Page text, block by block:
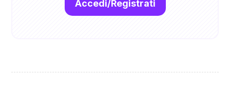
Accedi/Registrati